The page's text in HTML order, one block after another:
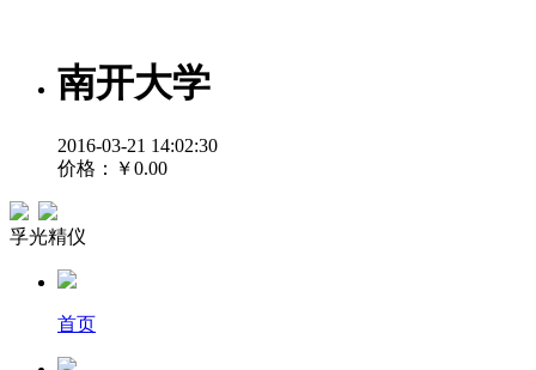
南开大学
2016-03-21 14:02:30
价格：
￥0.00
孚光精仪
首页